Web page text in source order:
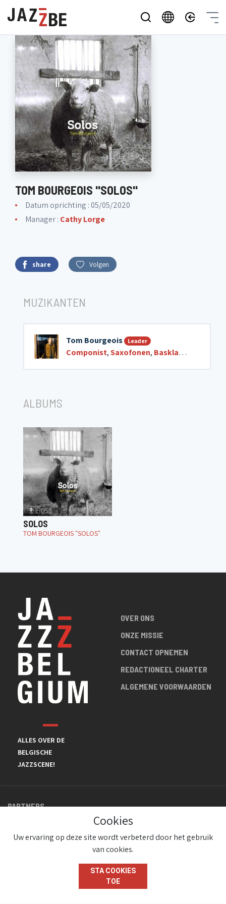
TOM BOURGEOIS "SOLOS"
Datum oprichting : 05/05/2020
Manager : Cathy Lorge
share Volgen
MUZIKANTEN
Tom Bourgeois Leader
Componist,Saxofonen, Basklarinet
ALBUMS
SOLOS
TOM BOURGEOIS "SOLOS"
ALLES OVER DE
BELGISCHE
JAZZSCENE!
OVER ONS
ONZE MISSIE
CONTACT OPNEMEN
REDACTIONEEL CHARTER
ALGEMENE VOORWAARDEN
PARTNERS
© JazzInBelgium 2026 ( Version 1.1.2)
Cookies
Uw ervaring op deze site wordt verbeterd door het gebruik
van cookies.
STA COOKIES
TOE